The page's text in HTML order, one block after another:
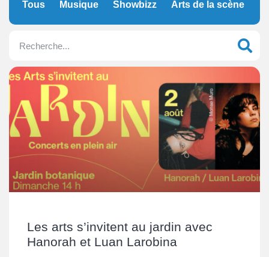
Tous Musique Showbizz Arts de la scène
Les arts s’invitent au jardin avec
Hanorah et Luan Larobina